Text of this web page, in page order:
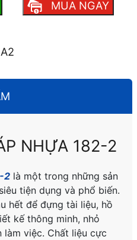
MUA NGAY
NHỰA 182-2
2 là một trong những sản
tiện dụng và phổ biến.
hết để đựng tài liệu, hồ
kế thông minh, nhỏ
việc. Chất liệu cực